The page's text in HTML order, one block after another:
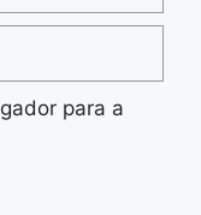
para a